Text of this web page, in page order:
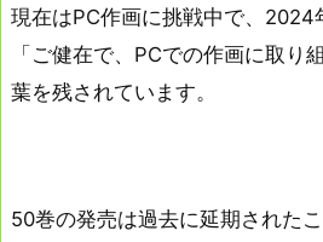
現在はPC作画に挑戦中で、2024
「ご健在で、PCでの作画に取り
葉を残されています。
50巻の発売は過去に延期された